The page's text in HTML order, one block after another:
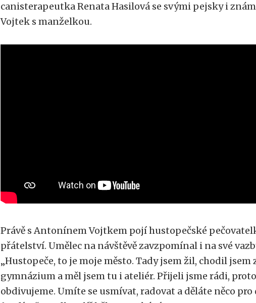
canisterapeutka Renata Hasilová se svými pejsky i
Vojtek s manželkou.
Právě s Antonínem Vojtkem pojí hustopečské
přátelství. Umělec na návštěvě zavzpomínal i na své
„Hustopeče, to je moje město. Tady jsem žil, chodil jsem
gymnázium a měl jsem tu i ateliér. Přijeli jsme rádi,
obdivujeme. Umíte se usmívat, radovat a děláte něco